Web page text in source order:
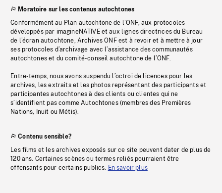
Moratoire sur les contenus autochtones
Conformément au Plan autochtone de l’ONF, aux protocoles
développés par imagineNATIVE et aux lignes directrices du Bureau
de l’écran autochtone, Archives ONF est à revoir et à mettre à jour
ses protocoles d’archivage avec l’assistance des communautés
autochtones et du comité-conseil autochtone de l’ONF.
Entre-temps, nous avons suspendu l’octroi de licences pour les
archives, les extraits et les photos représentant des participants et
participantes autochtones à des clients ou clientes qui ne
s’identifient pas comme Autochtones (membres des Premières
Nations, Inuit ou Métis).
Contenu sensible?
Les films et les archives exposés sur ce site peuvent dater de plus de
120 ans. Certaines scènes ou termes reliés pourraient être
offensants pour certains publics. En savoir plus